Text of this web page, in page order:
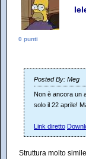
0 punti
Posted By: Meg
Non è ancora un
solo il 22 aprile!
Link diretto
Struttura molto